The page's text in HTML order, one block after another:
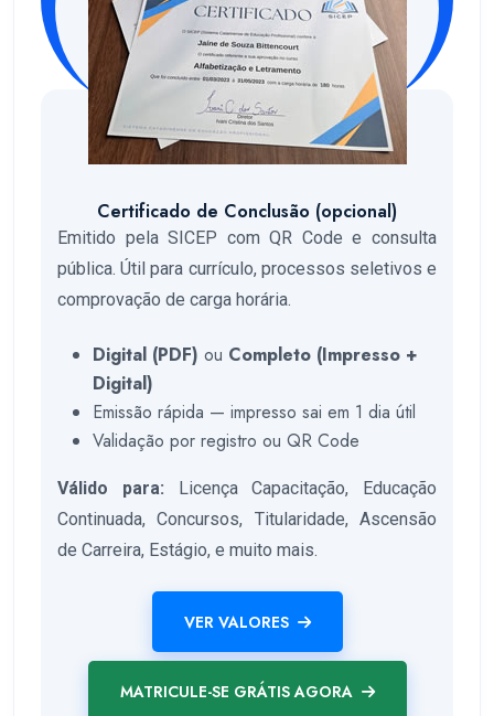
Certificado de Conclusão (opcional)
Emitido pela SICEP com QR Code e consulta
pública. Útil para currículo, processos seletivos e
comprovação de carga horária.
Digital (PDF) ou Completo (Impresso +
Digital)
Emissão rápida — impresso sai em 1 dia útil
Validação por registro ou QR Code
Válido para: Licença Capacitação, Educação
Continuada, Concursos, Titularidade, Ascensão
de Carreira, Estágio, e muito mais.
VER VALORES
MATRICULE-SE GRÁTIS AGORA